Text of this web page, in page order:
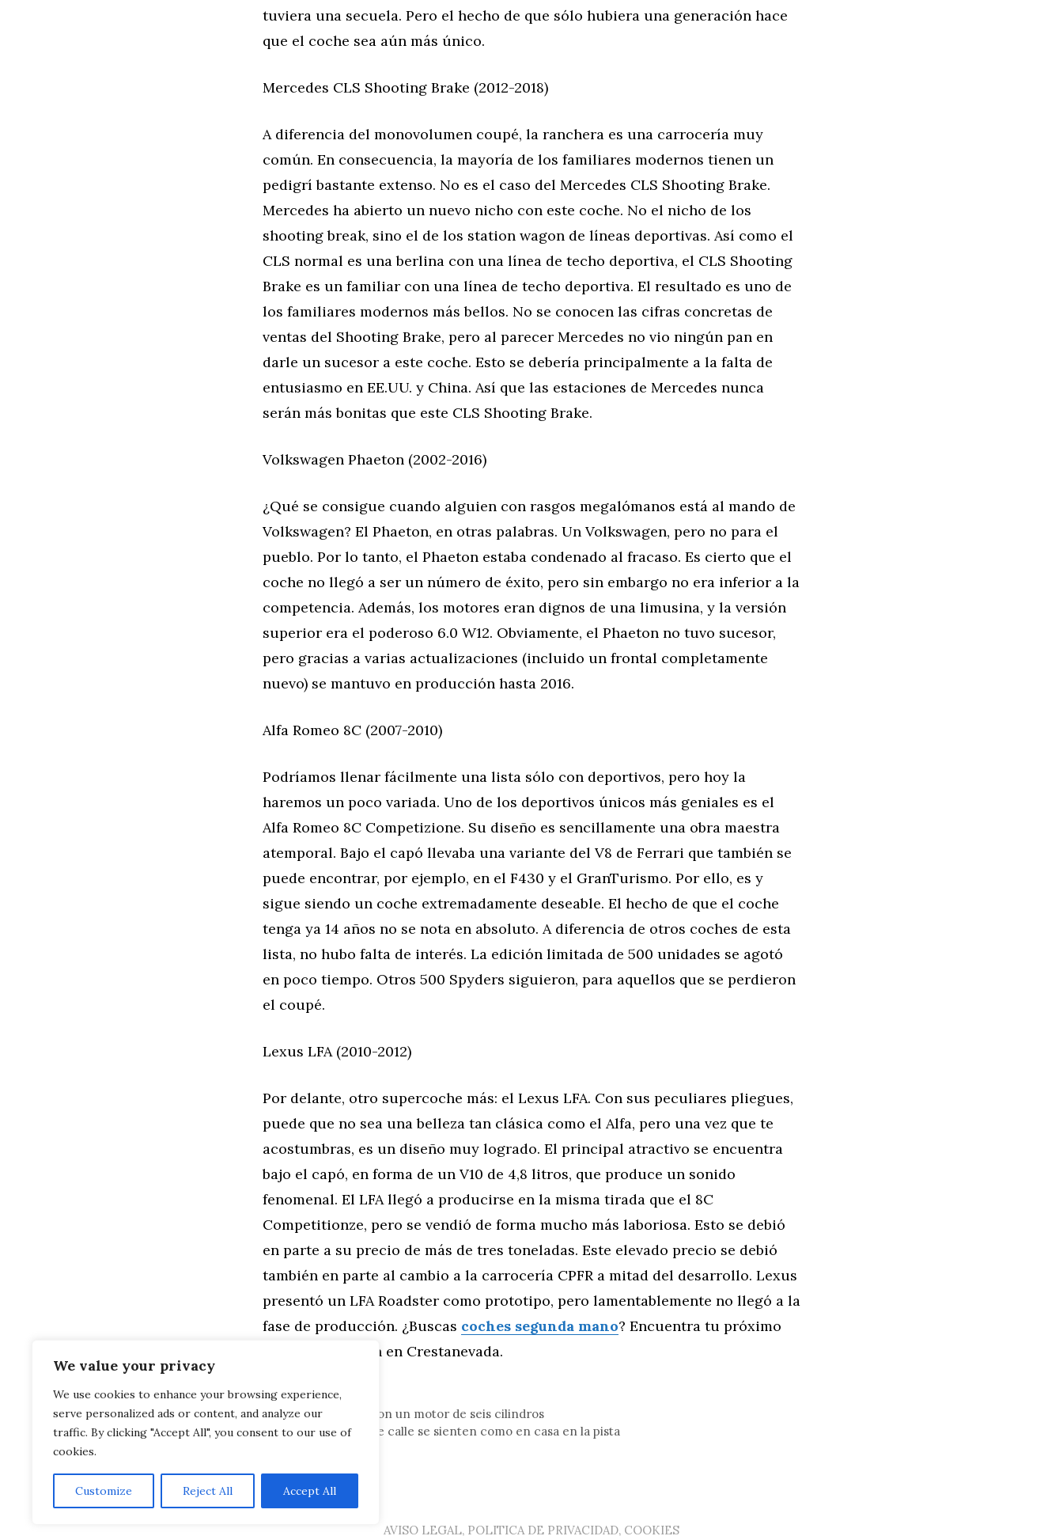
We value your privacy
We use cookies to enhance your browsing experience,
serve personalized ads or content, and analyze our
traffic. By clicking "Accept All", you consent to our use of
cookies.
Customize Reject All Accept All
tuviera una secuela. Pero el hecho de que sólo hubiera una generación hace
que el coche sea aún más único.
Mercedes CLS Shooting Brake (2012-2018)
A diferencia del monovolumen coupé, la ranchera es una carrocería muy
común. En consecuencia, la mayoría de los familiares modernos tienen un
pedigrí bastante extenso. No es el caso del Mercedes CLS Shooting Brake.
Mercedes ha abierto un nuevo nicho con este coche. No el nicho de los
shooting break, sino el de los station wagon de líneas deportivas. Así como el
CLS normal es una berlina con una línea de techo deportiva, el CLS Shooting
Brake es un familiar con una línea de techo deportiva. El resultado es uno de
los familiares modernos más bellos. No se conocen las cifras concretas de
ventas del Shooting Brake, pero al parecer Mercedes no vio ningún pan en
darle un sucesor a este coche. Esto se debería principalmente a la falta de
entusiasmo en EE.UU. y China. Así que las estaciones de Mercedes nunca
serán más bonitas que este CLS Shooting Brake.
Volkswagen Phaeton (2002-2016)
¿Qué se consigue cuando alguien con rasgos megalómanos está al mando de
Volkswagen? El Phaeton, en otras palabras. Un Volkswagen, pero no para el
pueblo. Por lo tanto, el Phaeton estaba condenado al fracaso. Es cierto que el
coche no llegó a ser un número de éxito, pero sin embargo no era inferior a la
competencia. Además, los motores eran dignos de una limusina, y la versión
superior era el poderoso 6.0 W12. Obviamente, el Phaeton no tuvo sucesor,
pero gracias a varias actualizaciones (incluido un frontal completamente
nuevo) se mantuvo en producción hasta 2016.
Alfa Romeo 8C (2007-2010)
Podríamos llenar fácilmente una lista sólo con deportivos, pero hoy la
haremos un poco variada. Uno de los deportivos únicos más geniales es el
Alfa Romeo 8C Competizione. Su diseño es sencillamente una obra maestra
atemporal. Bajo el capó llevaba una variante del V8 de Ferrari que también se
puede encontrar, por ejemplo, en el F430 y el GranTurismo. Por ello, es y
sigue siendo un coche extremadamente deseable. El hecho de que el coche
tenga ya 14 años no se nota en absoluto. A diferencia de otros coches de esta
lista, no hubo falta de interés. La edición limitada de 500 unidades se agotó
en poco tiempo. Otros 500 Spyders siguieron, para aquellos que se perdieron
el coupé.
Lexus LFA (2010-2012)
Por delante, otro supercoche más: el Lexus LFA. Con sus peculiares pliegues,
puede que no sea una belleza tan clásica como el Alfa, pero una vez que te
acostumbras, es un diseño muy logrado. El principal atractivo se encuentra
bajo el capó, en forma de un V10 de 4,8 litros, que produce un sonido
fenomenal. El LFA llegó a producirse en la misma tirada que el 8C
Competitionze, pero se vendió de forma mucho más laboriosa. Esto se debió
en parte a su precio de más de tres toneladas. Este elevado precio se debió
también en parte al cambio a la carrocería CPFR a mitad del desarrollo. Lexus
presentó un LFA Roadster como prototipo, pero lamentablemente no llegó a la
fase de producción. ¿Buscas coches segunda mano? Encuentra tu próximo
coche de ocasión en Crestanevada.
Categorías
General,Motor
Elija: roadsters con un motor de seis cilindros
Estos 6 coches de calle se sienten como en casa en la pista
AVISO LEGAL, POLITICA DE PRIVACIDAD, COOKIES